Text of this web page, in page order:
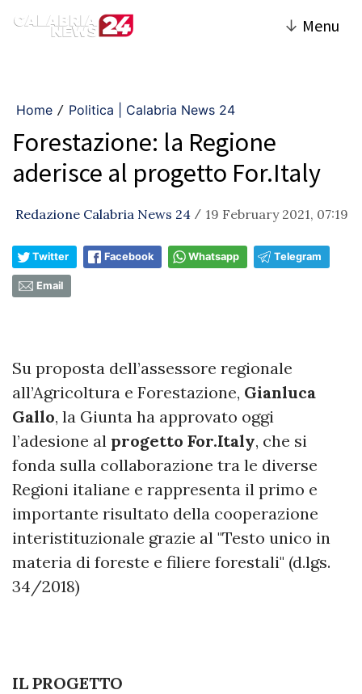
↓ Menu
Home / Politica | Calabria News 24
Forestazione: la Regione
aderisce al progetto For.Italy
Redazione Calabria News 24 / 19 February 2021, 07:19
Twitter Facebook Whatsapp Telegram
Email
Su proposta dell’assessore regionale
all’Agricoltura e Forestazione, Gianluca
Gallo, la Giunta ha approvato oggi
l’adesione al progetto For.Italy, che si
fonda sulla collaborazione tra le diverse
Regioni italiane e rappresenta il primo e
importante risultato della cooperazione
interistituzionale grazie al "Testo unico in
materia di foreste e filiere forestali" (d.lgs.
34/2018)
IL PROGETTO